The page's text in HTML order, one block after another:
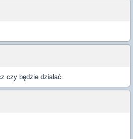
czy będzie działać.